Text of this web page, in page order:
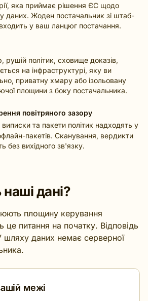
яка приймає рішення ЄС щодо
даних. Жоден постачальник зі штаб-
у ваш ланцюг постачання.
рушій політик, сховище доказів,
на інфраструктурі, яку ви
приватну хмару або ізольовану
площини з боку постачальника.
повітряного зазору
виписки та пакети політик надходять у
пакетів. Сканування, вердикти
без вихідного зв'язку.
дані?
площину керування
це питання на початку. Відповідь
шляху даних немає серверної
межі